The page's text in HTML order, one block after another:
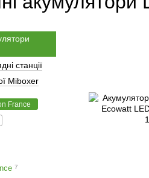
станції
Miboxer
France
7